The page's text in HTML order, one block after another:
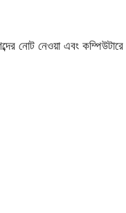
নোট নেওয়া এবং